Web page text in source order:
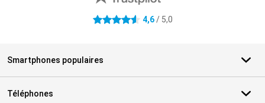
4.6 étoiles 4,6/ 5,0
Smartphones populaires
Téléphones